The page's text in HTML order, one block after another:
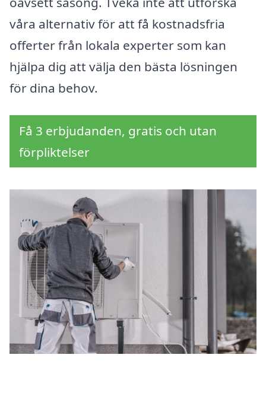
våra alternativ för att få kostnadsfria
offerter från lokala experter som kan
hjälpa dig att välja den bästa lösningen
för dina behov.
Få 3 erbjudanden, gratis och utan
förpliktelser